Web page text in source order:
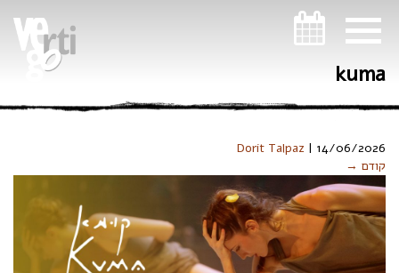
kuma
Dorit Talpaz | 14/06/2026
קודם →